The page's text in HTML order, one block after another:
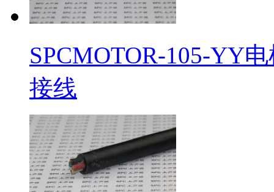
SPCMOTOR-105-YY
接线